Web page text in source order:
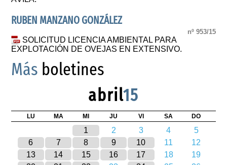
RUBEN MANZANO GONZÁLEZ
nº 953/15
SOLICITUD LICENCIA AMBIENTAL PARA
EXPLOTACIÓN DE OVEJAS EN EXTENSIVO.
Más boletines
abril15
LU MA MI JU VI SA DO
1 2 3 4
5
6
7 8 9 10 11
12
13
14 15 16 17 18
19